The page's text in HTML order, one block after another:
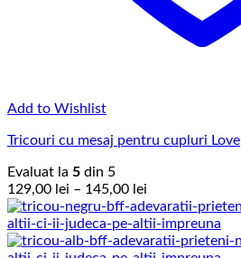
Add to Wishlist
Tricouri cu mesaj pentru cupluri Love
Evaluat la 5 din 5
129,00 lei – 145,00 lei
de
prețuri:
129,00 lei